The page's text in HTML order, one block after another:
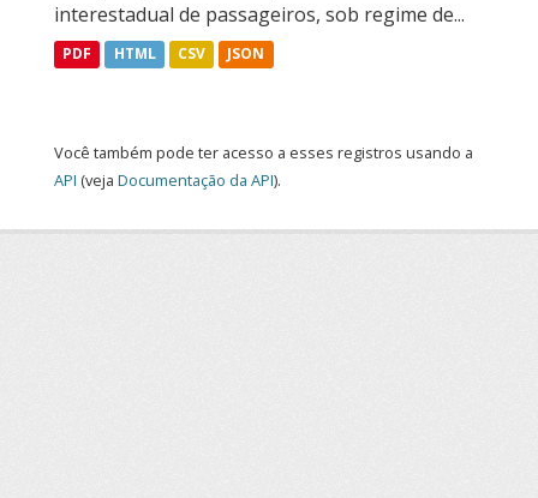
interestadual de passageiros, sob regime de...
PDF HTML CSV JSON
Você também pode ter acesso a esses registros usando a
API (veja Documentação da API).